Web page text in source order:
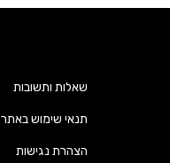
שאלות ותשובות
תנאי שימוש באתר
הצהרת נגישות